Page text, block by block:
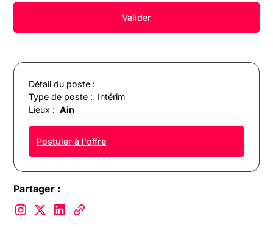
Détail du poste :
Type de poste : Intérim
Lieux : Ain
Postuler à l'offre
Partager :